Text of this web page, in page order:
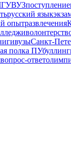
ВУЗпоступление
русский язык
опытразвлечения
вузыСанкт-
полка ПУбуллинг
вопрос-ответ